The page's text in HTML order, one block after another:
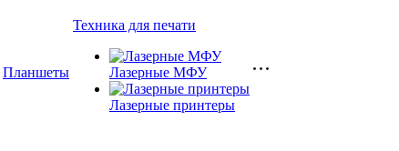
Планшеты
Техника для печати
Лазерные МФУ
Лазерные принтеры